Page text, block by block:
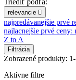
Triediť podľa:
relevancie 
najpredávanejšie prvé
najlacnejšie prvé ceny:
Z to A
Filtrácia
Zobrazené produkty:
Aktívne filtre